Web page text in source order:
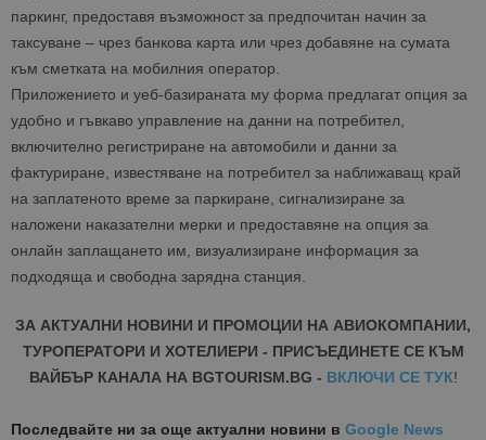
паркинг, предоставя възможност за предпочитан начин за
таксуване – чрез банкова карта или чрез добавяне на сумата
към сметката на мобилния оператор.
Приложението и уеб-базираната му форма предлагат опция за
удобно и гъвкаво управление на данни на потребител,
включително регистриране на автомобили и данни за
фактуриране, известяване на потребител за наближаващ край
на заплатеното време за паркиране, сигнализиране за
наложени наказателни мерки и предоставяне на опция за
онлайн заплащането им, визуализиране информация за
подходяща и свободна зарядна станция.
ЗА АКТУАЛНИ НОВИНИ И ПРОМОЦИИ НА АВИОКОМПАНИИ,
ТУРОПЕРАТОРИ И ХОТЕЛИЕРИ - ПРИСЪЕДИНЕТЕ СЕ КЪМ
ВАЙБЪР КАНАЛА НА BGTOURISM.BG - ВКЛЮЧИ СЕ ТУК!
Последвайте ни за още актуални новини в Google News